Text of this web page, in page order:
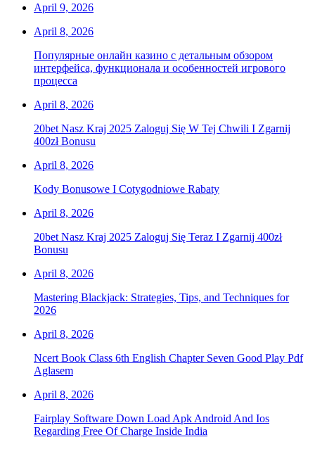
April 9, 2026
April 8, 2026
Популярные онлайн казино с детальным обзором
интерфейса, функционала и особенностей игрового
процесса
April 8, 2026
20bet Nasz Kraj 2025 Zaloguj Się W Tej Chwili I Zgarnij
400zł Bonusu
April 8, 2026
Kody Bonusowe I Cotygodniowe Rabaty
April 8, 2026
20bet Nasz Kraj 2025 Zaloguj Się Teraz I Zgarnij 400zł
Bonusu
April 8, 2026
Mastering Blackjack: Strategies, Tips, and Techniques for
2026
April 8, 2026
Ncert Book Class 6th English Chapter Seven Good Play Pdf
Aglasem
April 8, 2026
Fairplay Software Down Load Apk Android And Ios
Regarding Free Of Charge Inside India